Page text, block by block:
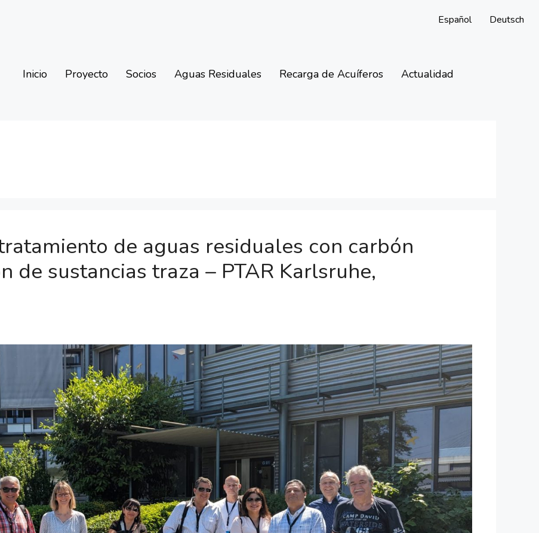
Español Deutsch
Inicio Proyecto Socios Aguas Residuales Recarga de Acuíferos Actualidad
de aguas residuales con carbón
de sustancias traza – PTAR Karlsruhe,